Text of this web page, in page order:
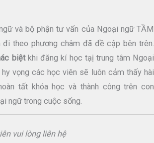
và bộ phận tư vấn của Ngoại ngữ TẦM
đi theo phương châm đã đề cập bên trên.
biệtkhi đăng kí học tạị trung tâm Ngoại
hy vọng các học viên sẽ luôn cảm thấy hài
tất khóa học và thành công trên con
ngữ trong cuộc sống.
vui lòng liên hệ